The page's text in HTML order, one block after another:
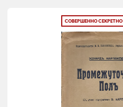
СОВЕРШЕННО СЕКРЕТНО